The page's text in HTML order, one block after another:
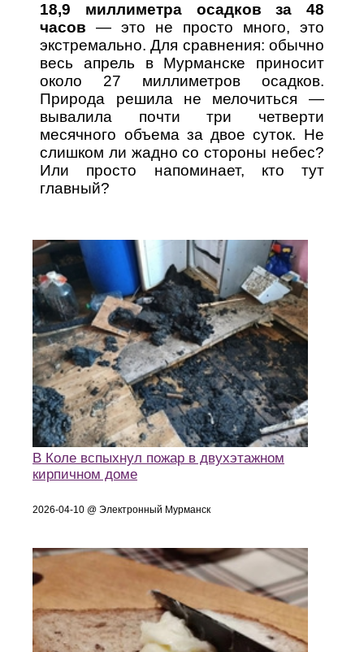
18,9 миллиметра осадков за 48
часов — это не просто много, это
экстремально. Для сравнения: обычно
весь апрель в Мурманске приносит
около 27 миллиметров осадков.
Природа решила не мелочиться —
вывалила почти три четверти
месячного объема за двое суток. Не
слишком ли жадно со стороны небес?
Или просто напоминает, кто тут
главный?
В Коле вспыхнул пожар в двухэтажном
кирпичном доме
2026-04-10 @ Электронный Мурманск